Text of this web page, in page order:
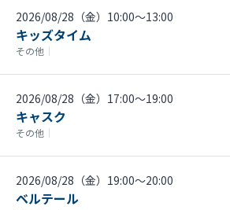
2026/08/28（金）10:00〜13:00
キッズタイム
その他 ｜
2026/08/28（金）17:00〜19:00
キャスク
その他 ｜
2026/08/28（金）19:00〜20:00
ベルテール